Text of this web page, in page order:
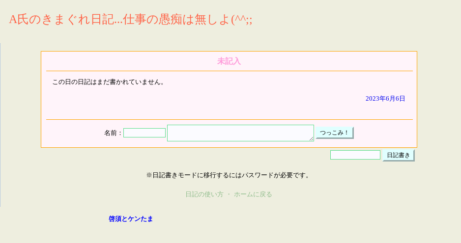
A氏のきまぐれ日記...仕事の愚痴は無しよ(^^;;
未記入
この日の日記はまだ書かれていません。
2023年6月6日
名前：
※日記書きモードに移行するにはパスワードが必要です。
日記の使い方 ・ ホームに戻る
啓須とケンたま